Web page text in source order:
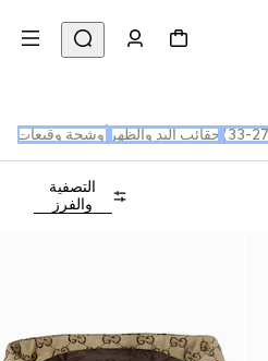
حقائب اليد والظهر أوشحة وقبعات
التصفية
والفرز